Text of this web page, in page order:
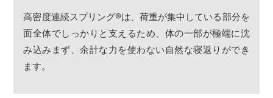
高密度連続スプリング®は、荷重が集中している部分を
面全体でしっかりと支えるため、体の一部が極端に沈
み込みまず、余計な力を使わない自然な寝返りができ
ます。